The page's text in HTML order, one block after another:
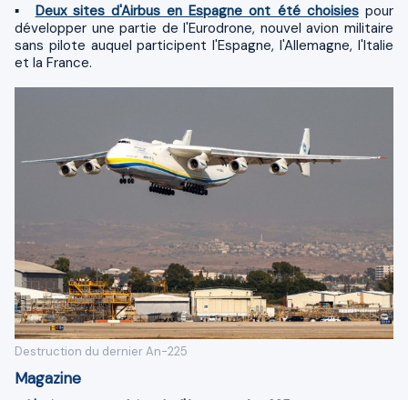
▪ Deux sites d'Airbus en Espagne ont été choisiespour
développer une partie de l'Eurodrone, nouvel avion militaire
sans pilote auquel participent l'Espagne, l'Allemagne, l'Italie
et la France.
Destruction du dernier An-225
Magazine